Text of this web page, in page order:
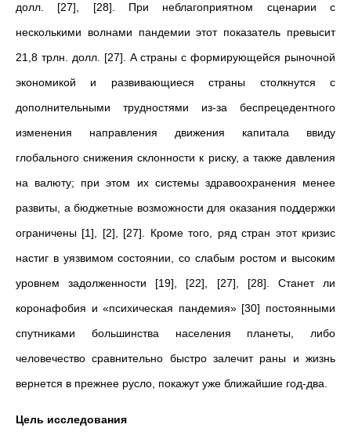
долл. [27], [28]. При неблагоприятном сценарии с
несколькими волнами пандемии этот показатель превысит
21,8 трлн. долл. [27]. А страны с формирующейся рыночной
экономикой и развивающиеся страны столкнутся с
дополнительными трудностями из-за беспрецедентного
изменения направления движения капитала ввиду
глобального снижения склонности к риску, а также давления
на валюту; при этом их системы здравоохранения менее
развиты, а бюджетные возможности для оказания поддержки
ограничены [1], [2], [27]. Кроме того, ряд стран этот кризис
настиг в уязвимом состоянии, со слабым ростом и высоким
уровнем задолженности [19], [22], [27], [28]. Станет ли
коронафобия и «психическая пандемия» [30] постоянными
спутниками большинства населения планеты, либо
человечество сравнительно быстро залечит раны и жизнь
вернется в прежнее русло, покажут уже ближайшие год-два.
Цель исследования